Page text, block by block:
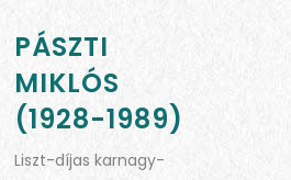
PÁSZTI
MIKLÓS
(1928-1989)
Liszt-díjas karnagy-